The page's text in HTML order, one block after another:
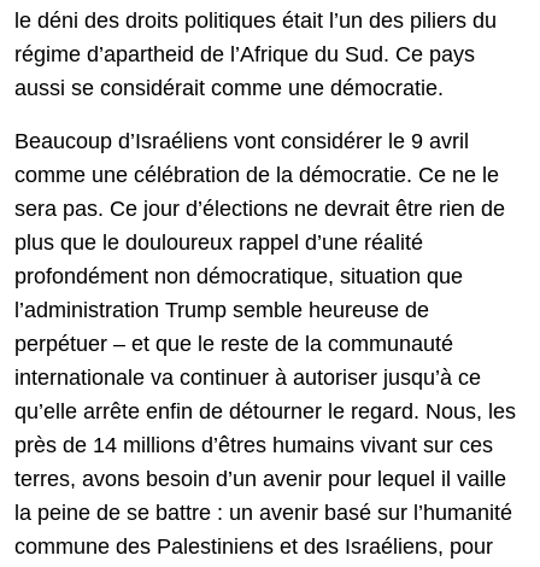
le déni des droits politiques était l’un des piliers du
régime d’apartheid de l’Afrique du Sud. Ce pays
aussi se considérait comme une démocratie.
Beaucoup d’Israéliens vont considérer le 9 avril
comme une célébration de la démocratie. Ce ne le
sera pas. Ce jour d’élections ne devrait être rien de
plus que le douloureux rappel d’une réalité
profondément non démocratique, situation que
l’administration Trump semble heureuse de
perpétuer – et que le reste de la communauté
internationale va continuer à autoriser jusqu’à ce
qu’elle arrête enfin de détourner le regard. Nous, les
près de 14 millions d’êtres humains vivant sur ces
terres, avons besoin d’un avenir pour lequel il vaille
la peine de se battre : un avenir basé sur l’humanité
commune des Palestiniens et des Israéliens, pour